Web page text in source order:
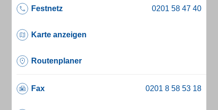
Festnetz
Karte anzeigen
Routenplaner
Fax